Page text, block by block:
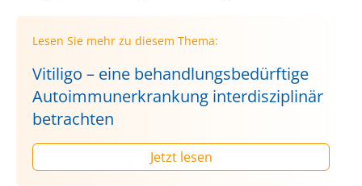
Lesen Sie mehr zu diesem Thema:
Vitiligo – eine behandlungsbedürftige
Autoimmunerkrankung interdisziplinär
betrachten
Jetzt lesen